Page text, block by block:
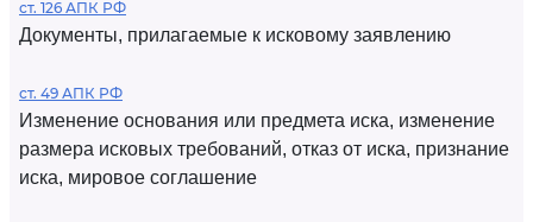
ст. 126 АПК РФ
Документы, прилагаемые к исковому заявлению
ст. 49 АПК РФ
Изменение основания или предмета иска, изменение
размера исковых требований, отказ от иска, признание
иска, мировое соглашение